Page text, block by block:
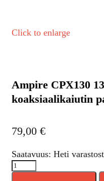
Click to enlarge
Ampire CPX130
koaksiaalikaiutin
79,00 €
Saatavuus: Heti